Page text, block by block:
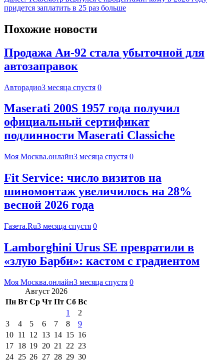
придется заплатить в 25 раз больше
Похожие новости
Продажа Аи-92 стала убыточной для
автозаправок
Авторадио3 месяца спустя 0
Maserati 200S 1957 года получил
официальный сертификат
подлинности Maserati Classiche
Моя Москва.онлайн3 месяца спустя 0
Fit Service: число визитов на
шиномонтаж увеличилось на 28%
весной 2026 года
Газета.Ru3 месяца спустя 0
Lamborghini Urus SE превратили в
«злую Барби»: кастом с градиентом
Моя Москва.онлайн3 месяца спустя 0
Август 2026
Пн Вт Ср Чт Пт Сб Вс
1
2
3
4 5 6 7 8
9
10 11 12 13 14 15 16
17 18 19 20 21 22 23
24 25 26 27 28 29 30